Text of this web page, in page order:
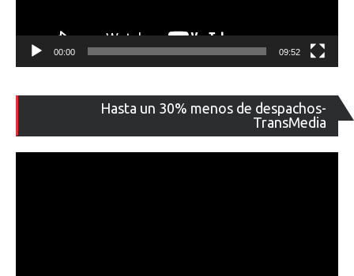
00:00 09:52
Hasta un 30% menos de despachos-
TransMedia
de